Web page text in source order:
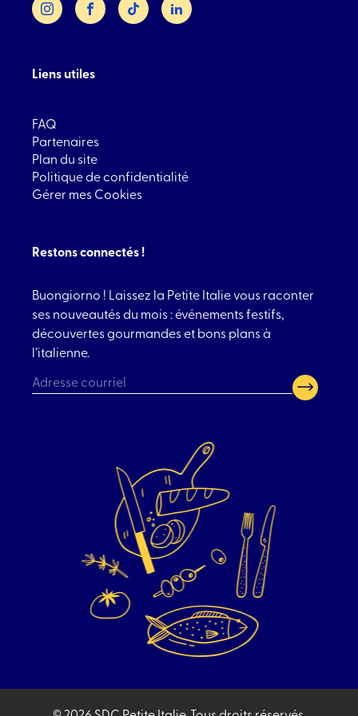
Liens utiles
FAQ
Partenaires
Plan du site
Politique de confidentialité
Gérer mes Cookies
Restons connectés !
Buongiorno ! Laissez la Petite Italie vous raconter
ses nouveautés du mois : événements festifs,
découvertes gourmandes et bons plans à
l’italienne.